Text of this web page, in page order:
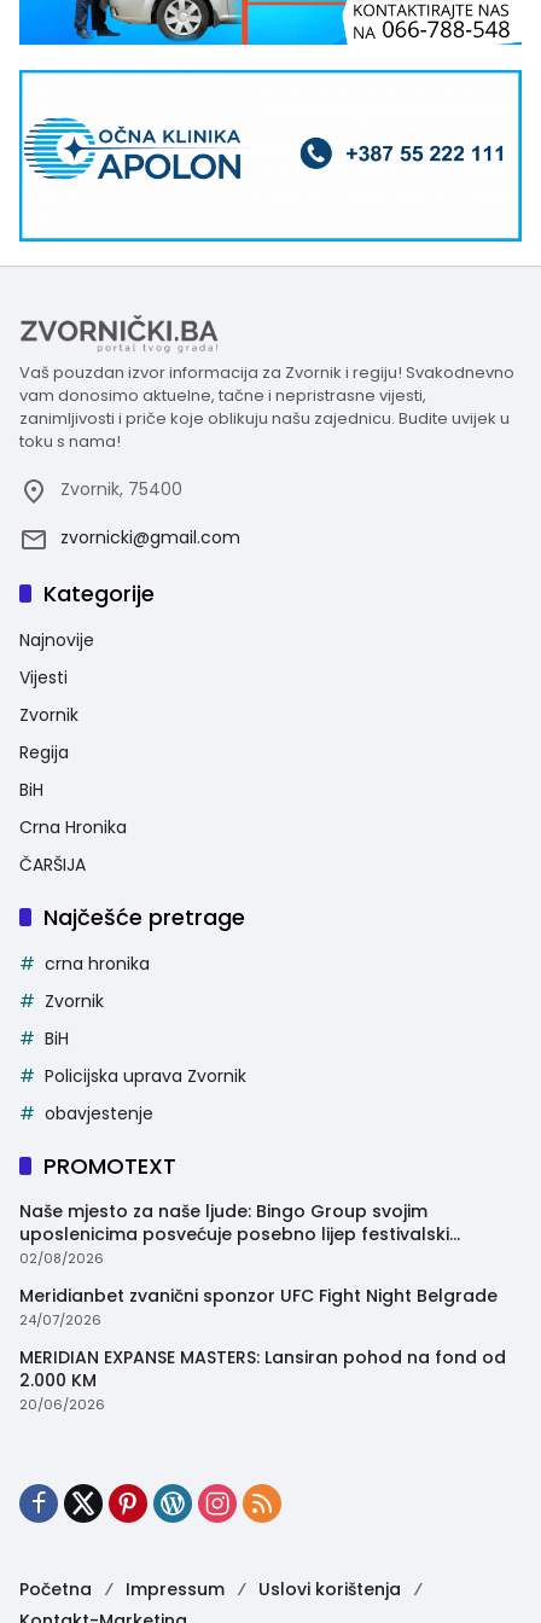
Vaš pouzdan izvor informacija za Zvornik i regiju! Svakodnevno
vam donosimo aktuelne, tačne i nepristrasne vijesti,
zanimljivosti i priče koje oblikuju našu zajednicu. Budite uvijek u
toku s nama!
Zvornik, 75400
zvornicki@gmail.com
Kategorije
Najnovije
Vijesti
Zvornik
Regija
BiH
Crna Hronika
ČARŠIJA
Najčešće pretrage
crna hronika
Zvornik
BiH
Policijska uprava Zvornik
obavjestenje
PROMOTEXT
Naše mjesto za naše ljude: Bingo Group svojim
uposlenicima posvećuje posebno lijep festivalski
trenutak
02/08/2026
Meridianbet zvanični sponzor UFC Fight Night Belgrade
24/07/2026
MERIDIAN EXPANSE MASTERS: Lansiran pohod na fond od
2.000 KM
20/06/2026
Početna Impressum
Uslovi korištenja